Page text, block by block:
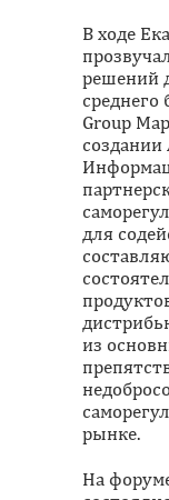
В ходе
решений
среднего
Group
для
из
рынке.
На